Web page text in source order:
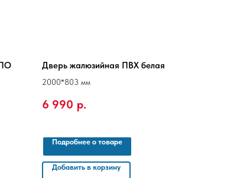
Дверь жалюзийная ПВХ белая
2000*803 мм
6 990 р.
Подробнее о товаре
Добавить в корзину